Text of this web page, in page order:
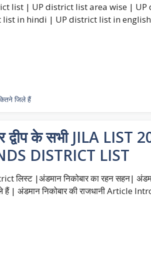
list | UP district list area wise |
list in hindi | UP district list in
जिले हैं
द्वीप के सभी JILA
DISTRICT LIST
लिस्ट |अंडमान निकोबार का रहन सहन|
हैं | अंडमान निकोबार की राजधानी Article